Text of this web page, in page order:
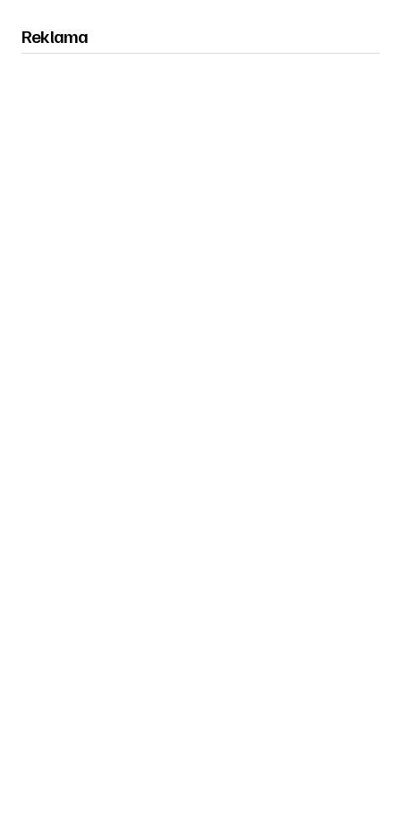
Reklama